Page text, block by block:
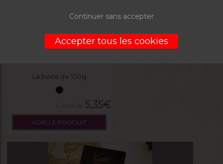
Tablette de chocolat lait
La boite de 100g
5,35€
VOIR LE PRODUIT
Continuer sans accepter
Accepter tous les cookies